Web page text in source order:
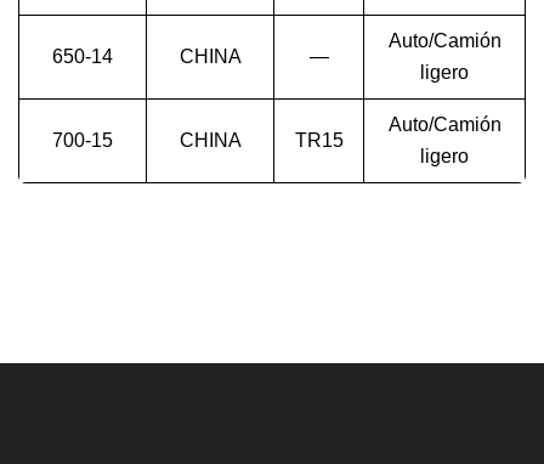
650-14 CHINA —
Auto/Camión
ligero
700-15 CHINA TR15
Auto/Camión
ligero